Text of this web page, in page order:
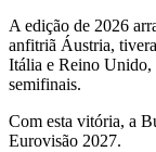
A edição de 2026
anfitriã Áustria,
Itália e Reino Unido,
semifinais.
Com esta vitória, a
Eurovisão 2027.